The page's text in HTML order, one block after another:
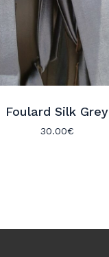
Foulard Silk Grey
30.00€